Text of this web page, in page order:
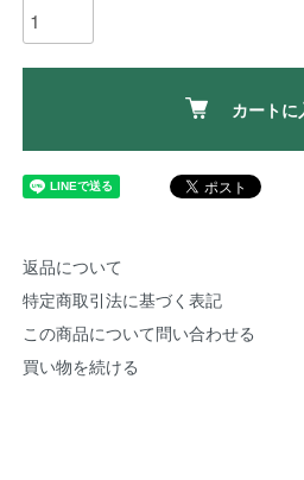
カートに
返品について
特定商取引法に基づく表記
この商品について問い合わせる
買い物を続ける